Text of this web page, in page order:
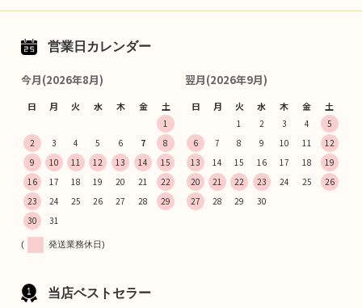
営業日カレンダー
今月(2026年8月)
日 月 火 水 木 金 土
1
2
3 4 5 6 7
8
9
10 11 12 13 14
15
16
17 18 19 20 21
22
23
24 25 26 27 28
29
30
31
翌月(2026年9月)
日 月 火 水 木 金 土
1 2 3 4
5
6
7 8 9 10 11
12
13
14 15 16 17 18
19
20
21 22 23 24 25
26
27
28 29 30
( 発送業務休日)
当店ベストセラー